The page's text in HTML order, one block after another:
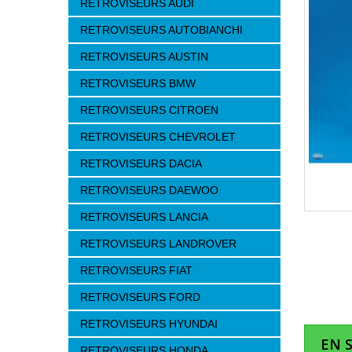
RETROVISEURS AUDI
RETROVISEURS AUTOBIANCHI
RETROVISEURS AUSTIN
RETROVISEURS BMW
RETROVISEURS CITROEN
RETROVISEURS CHEVROLET
RETROVISEURS DACIA
RETROVISEURS DAEWOO
RETROVISEURS LANCIA
RETROVISEURS LANDROVER
RETROVISEURS FIAT
RETROVISEURS FORD
RETROVISEURS HYUNDAI
EN